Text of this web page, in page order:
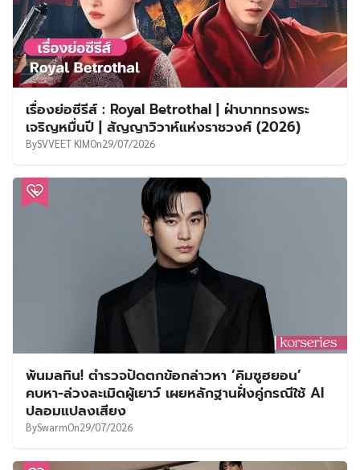
เรื่องย่อซีรีส์ : Royal Betrothal | ฝ่าบาททรงพระ
เจริญหมื่นปี | สัญญาวิวาห์แห่งราชวงศ์ (2026)
BySVVEET KIMOn29/07/2026
พ้นมลทิน! ตำรวจปัดตกข้อกล่าวหา ‘คิมซูฮยอน’
คบหา-ล่วงละเมิดผู้เยาว์ เผยหลักฐานฝั่งคู่กรณีใช้ AI
ปลอมแปลงเสียง
BySwarmOn29/07/2026